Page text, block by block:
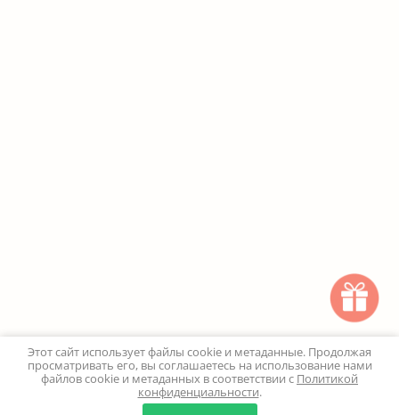
0
Этот сайт использует файлы cookie и метаданные. Продолжая
просматривать его, вы соглашаетесь на использование нами
файлов cookie и метаданных в соответствии с Политикой
конфиденциальности.